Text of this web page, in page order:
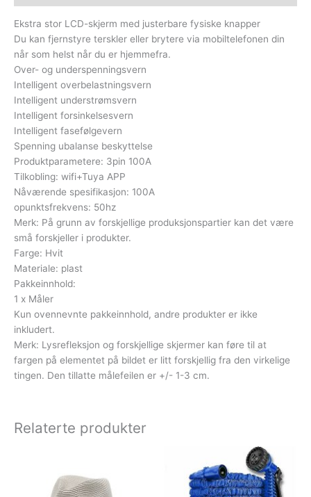
Ekstra stor LCD-skjerm med justerbare fysiske knapper
Du kan fjernstyre terskler eller brytere via mobiltelefonen din
når som helst når du er hjemmefra.
Over- og underspenningsvern
Intelligent overbelastningsvern
Intelligent understrømsvern
Intelligent forsinkelsesvern
Intelligent fasefølgevern
Spenning ubalanse beskyttelse
Produktparametere: 3pin 100A
Tilkobling: wifi+Tuya APP
Nåværende spesifikasjon: 100A
opunktsfrekvens: 50hz
Merk: På grunn av forskjellige produksjonspartier kan det være
små forskjeller i produkter.
Farge: Hvit
Materiale: plast
Pakkeinnhold:
1 x Måler
Kun ovennevnte pakkeinnhold, andre produkter er ikke
inkludert.
Merk: Lysrefleksjon og forskjellige skjermer kan føre til at
fargen på elementet på bildet er litt forskjellig fra den virkelige
tingen. Den tillatte målefeilen er +/- 1-3 cm.
Relaterte produkter